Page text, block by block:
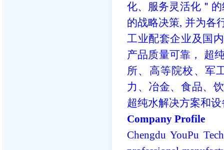
化、服务灵活化＂
的战略决策, 并为各
工业配套企业及国
产品质量可靠， 超
所、高等院校、军
力、冶金、食品、
超纯水解决方案和
Company Profile
Chengdu YouPu